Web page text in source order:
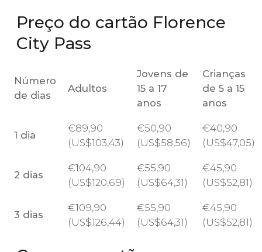
Preço do cartão Florence
City Pass
Número
de dias
Adultos
Jovens de
15 a 17
anos
Crianças
de 5 a 15
anos
1 dia
€89,90
(US$103,43)
€50,90
(US$58,56)
€40,90
(US$47,05)
2 dias
€104,90
(US$120,69)
€55,90
(US$64,31)
€45,90
(US$52,81)
3 dias
€109,90
(US$126,44)
€55,90
(US$64,31)
€45,90
(US$52,81)